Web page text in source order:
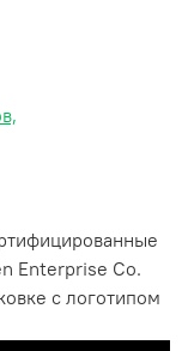
Enterprise Co.
с логотипом